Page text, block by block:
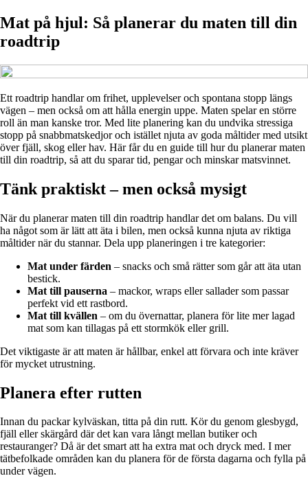
Mat på hjul: Så planerar du maten till din
roadtrip
Ett roadtrip handlar om frihet, upplevelser och spontana stopp längs
vägen – men också om att hålla energin uppe. Maten spelar en större
roll än man kanske tror. Med lite planering kan du undvika stressiga
stopp på snabbmatskedjor och istället njuta av goda måltider med utsikt
över fjäll, skog eller hav. Här får du en guide till hur du planerar maten
till din roadtrip, så att du sparar tid, pengar och minskar matsvinnet.
Tänk praktiskt – men också mysigt
När du planerar maten till din roadtrip handlar det om balans. Du vill
ha något som är lätt att äta i bilen, men också kunna njuta av riktiga
måltider när du stannar. Dela upp planeringen i tre kategorier:
Mat under färden – snacks och små rätter som går att äta utan
bestick.
Mat till pauserna – mackor, wraps eller sallader som passar
perfekt vid ett rastbord.
Mat till kvällen – om du övernattar, planera för lite mer lagad
mat som kan tillagas på ett stormkök eller grill.
Det viktigaste är att maten är hållbar, enkel att förvara och inte kräver
för mycket utrustning.
Planera efter rutten
Innan du packar kylväskan, titta på din rutt. Kör du genom glesbygd,
fjäll eller skärgård där det kan vara långt mellan butiker och
restauranger? Då är det smart att ha extra mat och dryck med. I mer
tätbefolkade områden kan du planera för de första dagarna och fylla på
under vägen.